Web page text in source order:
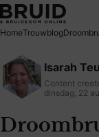
Droombruiloft op
HomeTrouwblog
Isarah
Content
dinsdag, 22